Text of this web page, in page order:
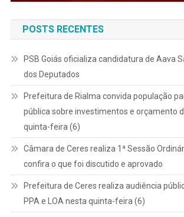
POSTS RECENTES
PSB Goiás oficializa candidatura de Aava
dos Deputados
Prefeitura de Rialma convida população
pública sobre investimentos e orçamento
quinta-feira (6)
Câmara de Ceres realiza 1ª Sessão
confira o que foi discutido e aprovado
Prefeitura de Ceres realiza audiência
PPA e LOA nesta quinta-feira (6)